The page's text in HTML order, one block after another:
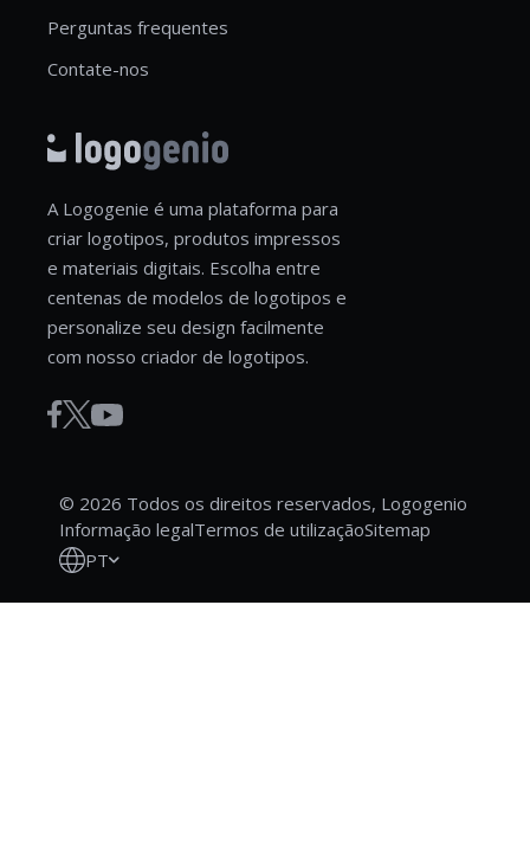
Perguntas frequentes
Contate-nos
A Logogenie é uma plataforma para
criar logotipos, produtos impressos
e materiais digitais. Escolha entre
centenas de modelos de logotipos e
personalize seu design facilmente
com nosso criador de logotipos.
© 2026 Todos os direitos reservados, Logogenio
Informação legalTermos de utilizaçãoSitemap
PT